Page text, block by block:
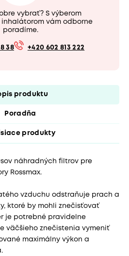
vybrať? S výberom
inhalátorom vám odborne
poradíme.
38 +420 602 813 222
produktu
Poradňa
produkty
náhradných filtrov pre
Rossmax.
vzduchu odstraňuje prach a
ktoré by mohli znečisťovať
je potrebné pravidelne
väčšieho znečistenia vymeniť
maximálny výkon a